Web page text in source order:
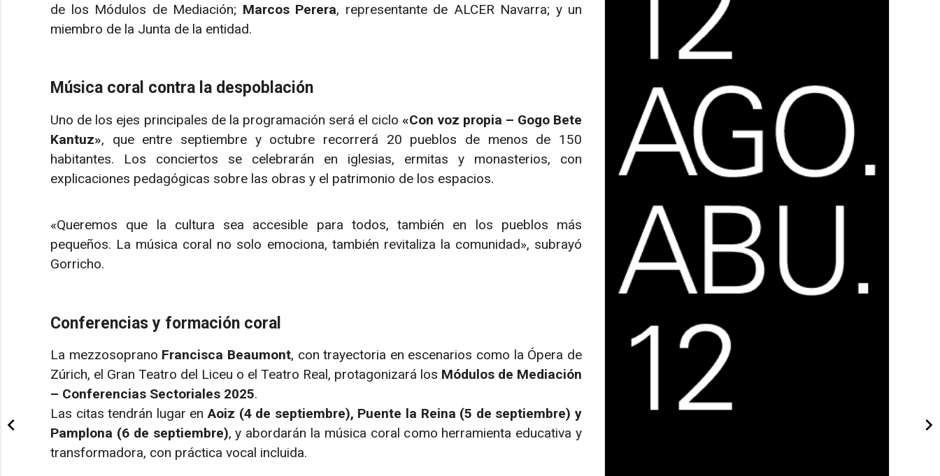
de los Módulos de Mediación; Marcos Perera, representante de ALCER Navarra; y un
miembro de la Junta de la entidad.
Música coral contra la despoblación
Uno de los ejes principales de la programación será el ciclo«Con voz propia – Gogo Bete
Kantuz», que entre septiembre y octubre recorrerá 20 pueblos de menos de 150
habitantes. Los conciertos se celebrarán en iglesias, ermitas y monasterios, con
explicaciones pedagógicas sobre las obras y el patrimonio de los espacios.
«Queremos que la cultura sea accesible para todos, también en los pueblos más
pequeños. La música coral no solo emociona, también revitaliza la comunidad», subrayó
Gorricho.
Conferencias y formación coral
La mezzosoprano Francisca Beaumont, con trayectoria en escenarios como la Ópera de
Zúrich, el Gran Teatro del Liceu o el Teatro Real, protagonizará los Módulos de Mediación
– Conferencias Sectoriales 2025.
Las citas tendrán lugar enAoiz (4 de septiembre), Puente la Reina (5 de septiembre) y
Pamplona (6 de septiembre), y abordarán la música coral como herramienta educativa y
transformadora, con práctica vocal incluida.